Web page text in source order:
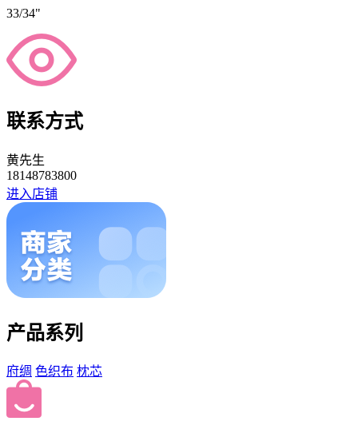
33/34"
联系方式
黄先生
18148783800
进入店铺
产品系列
府绸 色织布 枕芯